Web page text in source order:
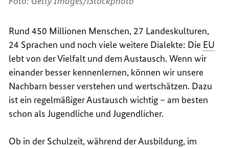
Rund 450 Millionen Menschen, 27 Landeskulturen,
24 Sprachen und noch viele weitere Dialekte: Die EU
lebt von der Vielfalt und dem Austausch. Wenn wir
einander besser kennenlernen, können wir unsere
Nachbarn besser verstehen und wertschätzen. Dazu
ist ein regelmäßiger Austausch wichtig – am besten
schon als Jugendliche und Jugendlicher.
Ob in der Schulzeit, während der Ausbildung, im